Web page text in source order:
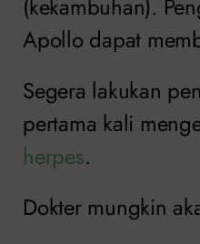
(kekambuhan).
Apollo dapat
Segera lakukan
pertama kali
herpes.
Dokter mungkin